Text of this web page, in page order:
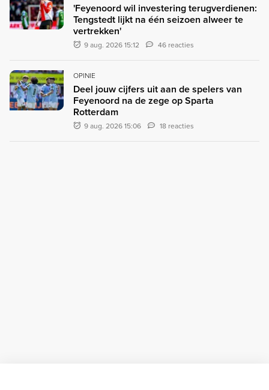
'Feyenoord wil investering terugverdienen:
Tengstedt lijkt na één seizoen alweer te
vertrekken'
9 aug. 2026 15:12 46 reacties
OPINIE
Deel jouw cijfers uit aan de spelers van
Feyenoord na de zege op Sparta
Rotterdam
9 aug. 2026 15:06 18 reacties